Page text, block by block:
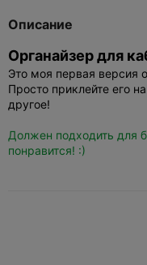
Описание
Органайзер для
Это моя первая версия
Просто приклейте его
другое!
Должен подходить для
понравится! :)